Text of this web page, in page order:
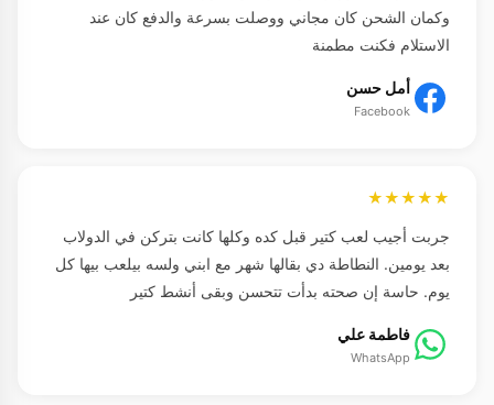
وكمان الشحن كان مجاني ووصلت بسرعة والدفع كان عند
الاستلام فكنت مطمنة
أمل حسن
Facebook
★★★★★
جربت أجيب لعب كتير قبل كده وكلها كانت بتركن في الدولاب
بعد يومين. النطاطة دي بقالها شهر مع ابني ولسه بيلعب بيها كل
يوم. حاسة إن صحته بدأت تتحسن وبقى أنشط كتير
فاطمة علي
WhatsApp